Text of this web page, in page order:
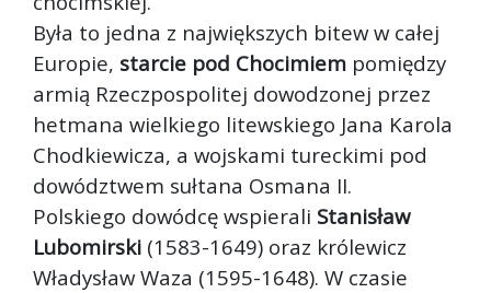
Była to jedna z największych bitew w całej
Europie, starcie pod Chocimiem pomiędzy
armią Rzeczpospolitej dowodzonej przez
hetmana wielkiego litewskiego Jana Karola
Chodkiewicza, a wojskami tureckimi pod
dowództwem sułtana Osmana II.
Polskiego dowódcę wspierali Stanisław
Lubomirski (1583-1649) oraz królewicz
Władysław Waza (1595-1648). W czasie